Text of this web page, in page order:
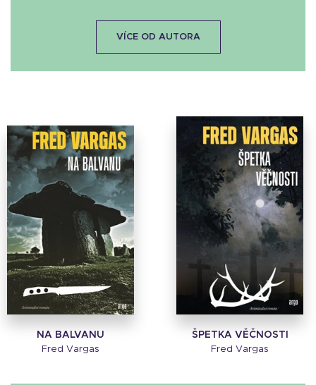
NA BALVANU
Fred Vargas
ŠPETKA VĚČNOSTI
Fred Vargas
VÍCE OD AUTORA